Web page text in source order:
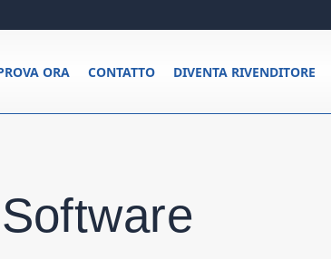
DIVENTA RIVENDITORE
CONTATTO
ORA
Software